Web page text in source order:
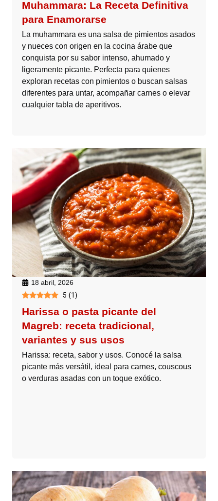
Muhammara: La Receta Definitiva
para Enamorarse
La muhammara es una salsa de pimientos asados
y nueces con origen en la cocina árabe que
conquista por su sabor intenso, ahumado y
ligeramente picante. Perfecta para quienes
exploran recetas con pimientos o buscan salsas
diferentes para untar, acompañar carnes o elevar
cualquier tabla de aperitivos.
18 abril, 2026
5 (1)
Harissa o pasta picante del
Magreb: receta tradicional,
variantes y sus usos
Harissa: receta, sabor y usos. Conocé la salsa
picante más versátil, ideal para carnes, couscous
o verduras asadas con un toque exótico.